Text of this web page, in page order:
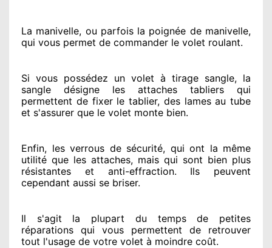
La manivelle, ou parfois la poignée de manivelle,
qui vous permet de commander le volet roulant.
Si vous possédez un volet à tirage sangle, la
sangle désigne les attaches tabliers qui
permettent de fixer le tablier, des lames au tube
et s'assurer que le volet monte bien.
Enfin, les verrous de sécurité, qui ont la même
utilité que les attaches, mais qui sont bien plus
résistantes et anti-effraction. Ils peuvent
cependant aussi se briser.
Il s'agit la plupart du tempsde petites
réparations qui vous permettent de retrouver
tout l'usage de votre volet à moindre coût.